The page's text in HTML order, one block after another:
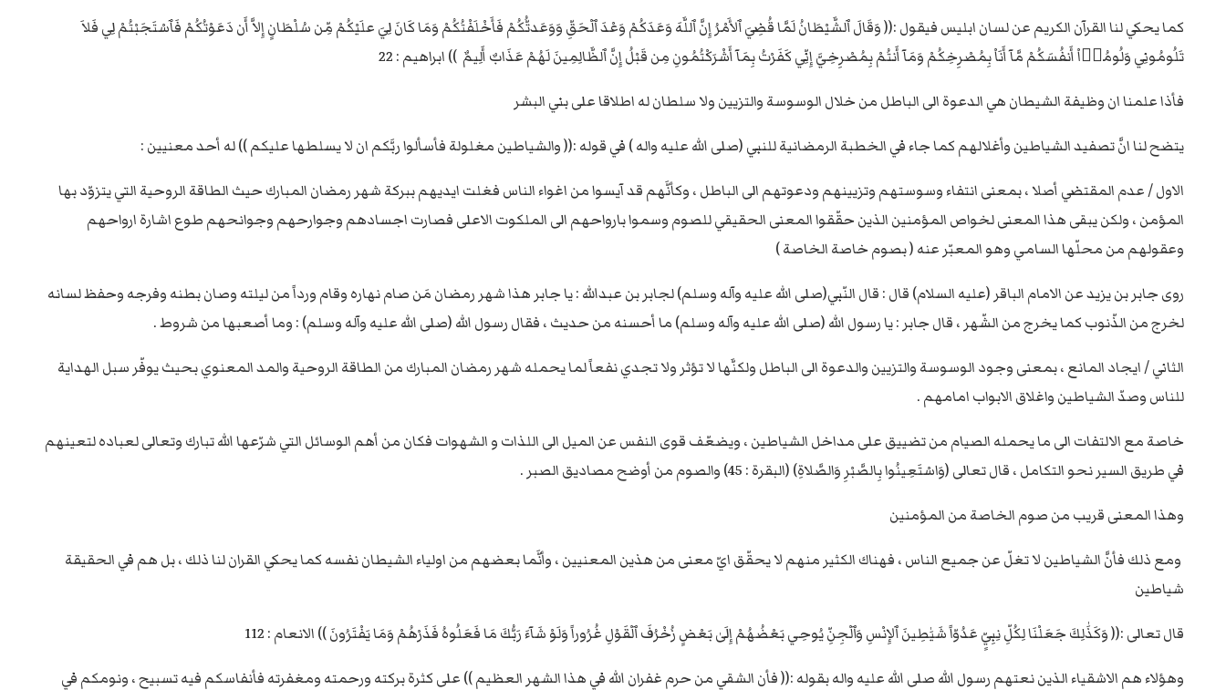
كما يحكي لنا القرآن الكريم عن لسان ابليس فيقول :(( وَقَالَ ٱلشَّيْطَانُ لَمَّا قُضِيَ ٱلأَمْرُ إِنَّ ٱللَّهَ وَعَدَكُمْ وَعْدَ ٱلْحَقِّ وَوَعَدتُّكُمْ فَأَخْلَفْتُكُمْ وَمَا كَانَ لِيَ علَيْكُمْ مِّن سُلْطَانٍ إِلاَّ أَن دَعَوْتُكُمْ فَٱسْتَجَبْتُمْ لِي فَلاَ
تَلُومُونِي وَلُومُوۤاْ أَنفُسَكُمْ مَّآ أَنَاْ بِمُصْرِخِكُمْ وَمَآ أَنتُمْ بِمُصْرِخِيَّ إِنِّي كَفَرْتُ بِمَآ أَشْرَكْتُمُونِ مِن قَبْلُ إِنَّ ٱلظَّالِمِينَ لَهُمْ عَذَابٌ أَلِيمٌ )) ابراهيم : 22
فأذا علمنا ان وظيفة الشيطان هي الدعوة الى الباطل من خلال الوسوسة والتزيين ولا سلطان له اطلاقا على بني البشر
يتضح لنا انَّ تصفيد الشياطين وأغلالهم كما جاء في الخطبة الرمضانية للنبي (صلى الله عليه واله ) في قوله :(( والشياطين مغلولة فأسألوا ربَّكم ان لا يسلطها عليكم )) له أحد معنيين :
الاول / عدم المقتضي أصلا ، بمعنى انتفاء وسوستهم وتزيينهم ودعوتهم الى الباطل ، وكأنَّهم قد آيسوا من اغواء الناس فغلت ايديهم ببركة شهر رمضان المبارك حيث الطاقة الروحية التي يتزوّد بها
المؤمن ، ولكن يبقى هذا المعنى لخواص المؤمنين الذين حقّقوا المعنى الحقيقي للصوم وسموا بارواحهم الى الملكوت الاعلى فصارت اجسادهم وجوارحهم وجوانحهم طوع اشارة ارواحهم
وعقولهم من محلّها السامي وهو المعبّر عنه ( بصوم خاصة الخاصة )
روى جابر بن يزيد عن الامام الباقر (عليه السلام) قال : قال النّبي(صلى الله عليه وآله وسلم) لجابر بن عبدالله : يا جابر هذا شهر رمضان مَن صام نهاره وقام ورداً من ليلته وصان بطنه وفرجه وحفظ لسانه
لخرج من الذّنوب كما يخرج من الشّهر ، قال جابر : يا رسول الله (صلى الله عليه وآله وسلم) ما أحسنه من حديث ، فقال رسول الله (صلى الله عليه وآله وسلم) : وما أصعبها من شروط .
الثاني / ايجاد المانع ، بمعنى وجود الوسوسة والتزيين والدعوة الى الباطل ولكنَّها لا تؤثر ولا تجدي نفعاً لما يحمله شهر رمضان المبارك من الطاقة الروحية والمد المعنوي بحيث يوفّر سبل الهداية
للناس وصدّ الشياطين واغلاق الابواب امامهم .
خاصة مع الالتفات الى ما يحمله الصيام من تضييق على مداخل الشياطين ، ويضعّف قوى النفس عن الميل الى اللذات و الشهوات فكان من أهم الوسائل التي شرّعها الله تبارك وتعالى لعباده لتعينهم
في طريق السير نحو التكامل ، قال تعالى (وَاسْتَعِينُوا بِالصَّبْرِ وَالصَّلاةِ) (البقرة : 45) والصوم من أوضح مصاديق الصبر .
وهذا المعنى قريب من صوم الخاصة من المؤمنين
ومع ذلك فأنَّ الشياطين لا تغلّ عن جميع الناس ، فهناك الكثير منهم لا يحقّق ايّ معنى من هذين المعنيين ، وأنَّما بعضهم من اولياء الشيطان نفسه كما يحكي القران لنا ذلك ، بل هم في الحقيقة
شياطين
قال تعالى :(( وَكَذَٰلِكَ جَعَلْنَا لِكُلِّ نِبِيٍّ عَدُوّاً شَيَٰطِينَ ٱلإِنْسِ وَٱلْجِنِّ يُوحِي بَعْضُهُمْ إِلَىٰ بَعْضٍ زُخْرُفَ ٱلْقَوْلِ غُرُوراً وَلَوْ شَآءَ رَبُّكَ مَا فَعَلُوهُ فَذَرْهُمْ وَمَا يَفْتَرُونَ )) الانعام : 112
وهؤلاء هم الاشقياء الذين نعتهم رسول الله صلى الله عليه واله بقوله :(( فأن الشقي من حرم غفران الله في هذا الشهر العظيم )) على كثرة بركته ورحمته ومغفرته فأنفاسكم فيه تسبيح ، ونومكم في